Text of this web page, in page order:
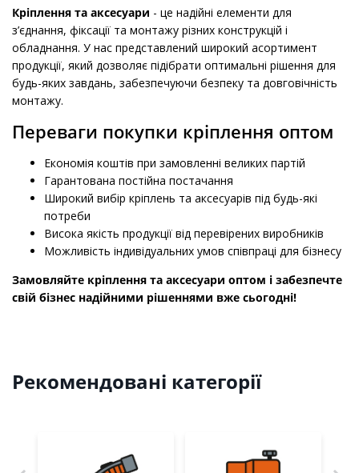
Кріплення та аксесуари - це надійні елементи для
з’єднання, фіксації та монтажу різних конструкцій і
обладнання. У нас представлений широкий асортимент
продукції, який дозволяє підібрати оптимальні рішення для
будь-яких завдань, забезпечуючи безпеку та довговічність
монтажу.
Переваги покупки кріплення оптом
Економія коштів при замовленні великих партій
Гарантована постійна постачання
Широкий вибір кріплень та аксесуарів під будь-які
потреби
Висока якість продукції від перевірених виробників
Можливість індивідуальних умов співпраці для бізнесу
Замовляйте кріплення та аксесуари оптом і забезпечте
свій бізнес надійними рішеннями вже сьогодні!
Рекомендовані категорії